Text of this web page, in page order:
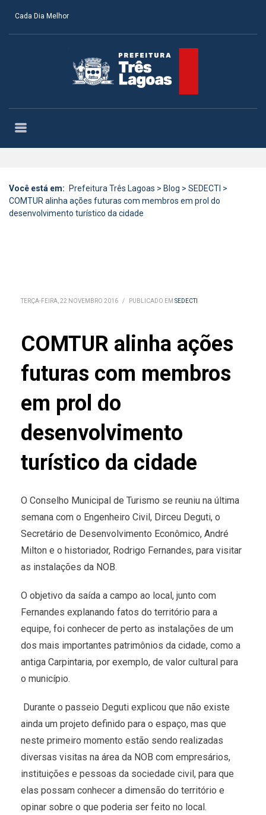
Cada Dia Melhor
Você está em: Prefeitura Três Lagoas > Blog > SEDECTI >
COMTUR alinha ações futuras com membros em prol do
desenvolvimento turístico da cidade
TERÇA-FEIRA, 22 NOVEMBRO 2016 / PUBLICADO EM SEDECTI
COMTUR alinha ações
futuras com membros
em prol do
desenvolvimento
turístico da cidade
O Conselho Municipal de Turismo se reuniu na última
semana com o Engenheiro Civil, Dirceu Deguti, o
Secretário de Desenvolvimento Econômico, André
Milton e o historiador, Rodrigo Fernandes, para visitar
as instalações da NOB.
O objetivo da saída a campo ao local, junto com
Fernandes explanando fatos do território para a
equipe, foi conhecer de perto as instalações de um
dos mais importantes patrimônios da cidade, como a
antiga Carpintaria, por exemplo, de valor cultural para
o município.
Durante o passeio Deguti explicou que não existe
ainda um projeto definido para o espaço, mas que
neste primeiro momento estão sendo realizadas
diversas visitas na área da NOB com empresários,
instituições e pessoas da sociedade civil, para que
elas possam conhecer a dimensão do território e
opinar sobre o que poderia ser feito no local.